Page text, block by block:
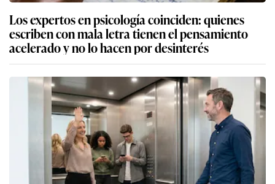
Los expertos en psicología coinciden: quienes
escriben con mala letra tienen el pensamiento
acelerado y no lo hacen por desinterés